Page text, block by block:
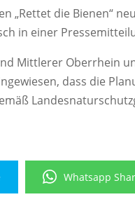
„Rettet die Bienen“
in einer
Mittlerer Oberrhein
dass die
Whatsapp